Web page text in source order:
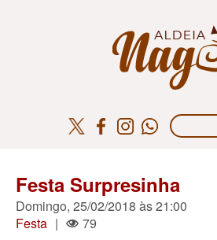
Festa Surpresinha
Domingo, 25/02/2018 às 21:00
Festa | 79